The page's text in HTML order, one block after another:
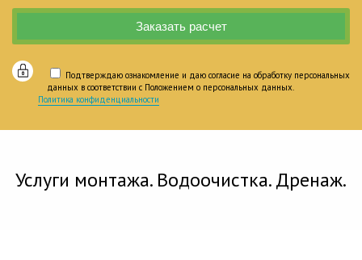
Подтверждаю ознакомление и даю согласие на обработку персональных
данных в соответствии с Положением о персональных данных.
Политика конфиденциальности
Услуги монтажа. Водоочистка. Дренаж.